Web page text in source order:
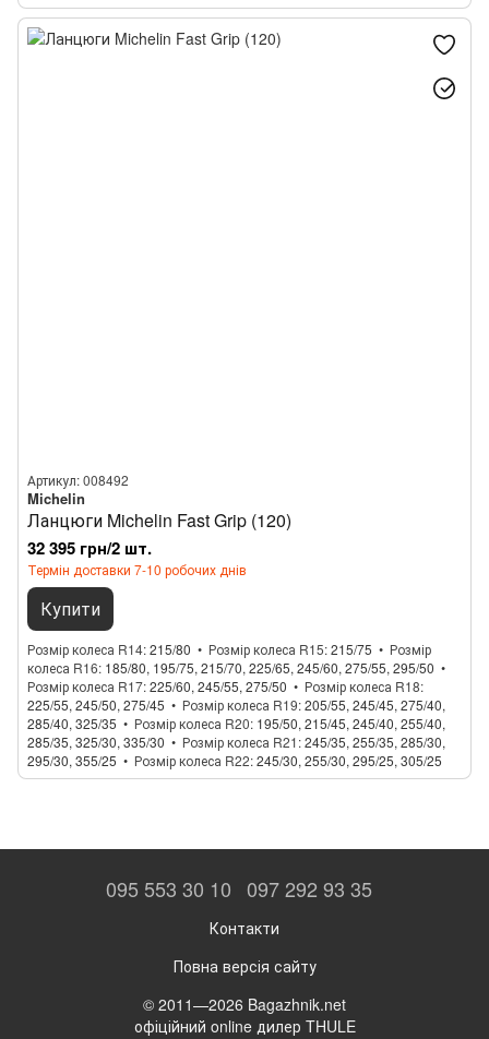
Артикул: 008492
Michelin
Ланцюги Michelin Fast Grip (120)
32 395 грн/2 шт.
Термін доставки 7-10 робочих днів
Купити
Розмір колеса R14 215/80 Розмір колеса R15 215/75
Розмір
колеса R16 185/80, 195/75, 215/70, 225/65, 245/60, 275/55, 295/50
Розмір колеса R17 225/60, 245/55, 275/50
Розмір колеса R18
225/55, 245/50, 275/45
Розмір колеса R19 205/55, 245/45, 275/40,
285/40, 325/35
Розмір колеса R20 195/50, 215/45, 245/40, 255/40,
285/35, 325/30, 335/30
Розмір колеса R21 245/35, 255/35, 285/30,
295/30, 355/25
Розмір колеса R22 245/30, 255/30, 295/25, 305/25
095 553 30 10 097 292 93 35
Контакти
Повна версія сайту
© 2011—2026 Bagazhnik.net
офіційний online дилер THULE